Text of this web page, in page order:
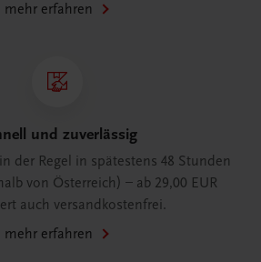
mehr erfahren
und zuverlässig
der Regel in spätestens 48 Stunden
von Österreich) – ab 29,00 EUR
auch versandkostenfrei.
mehr erfahren